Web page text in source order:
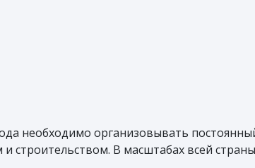
необходимо организовывать
В масштабах всей